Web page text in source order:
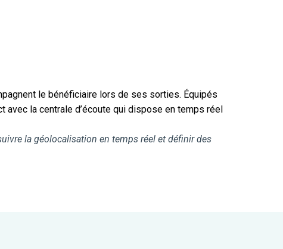
le bénéficiaire lors de ses sorties. Équipés
avec la centrale d’écoute qui dispose en temps réel
la géolocalisation en temps réel et définir des